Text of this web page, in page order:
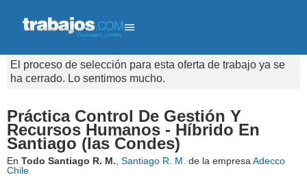
El proceso de selección para esta oferta de trabajo ya se
ha cerrado. Lo sentimos mucho.
Práctica Control De Gestión Y
Recursos Humanos - Híbrido En
Santiago (las Condes)
En Todo Santiago R. M. Santiago R. M. de la empresa Adecco
Chile